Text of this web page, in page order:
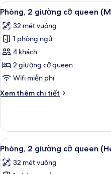
giường
queen
(Mobility/Hearing
Accessible,
Tub)
Xem
tất
cả
ảnh
Phòng,
2
giường
queen
Tub)
5
Phòng, 2 giường cỡ queen
32 mét vuông
1 phòng ngủ
4 khách
2 giường cỡ queen
Wifi miễn phí
Xem thêm chi tiết
Chi
Phòng,
giường
queen
Xem
tất
cả
5
Phòng, 2 giường cỡ queen
32 mét vuông